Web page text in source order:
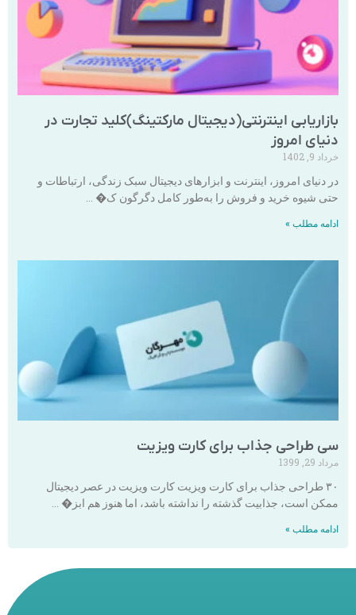
بازاریابی اینترنتی(دیجیتال مارکتینگ)کلید تجارت در
دنیای امروز
خرداد 9, 1402
در دنیای امروز، اینترنت و ابزارهای دیجیتال سبک زندگی، ارتباطات و
حتی شیوه خرید و فروش را به‌طور کامل دگرگون ک� …
ادامه مطلب »
سی طراحی جذاب برای کارت ویزیت
مرداد 29, 1399
۳۰ طراحی جذاب برای کارت ویزیت کارت ویزیت در عصر دیجیتال
ممکن است، جذابیت گذشته را نداشته باشد، اما هنوز هم ابز� …
ادامه مطلب »